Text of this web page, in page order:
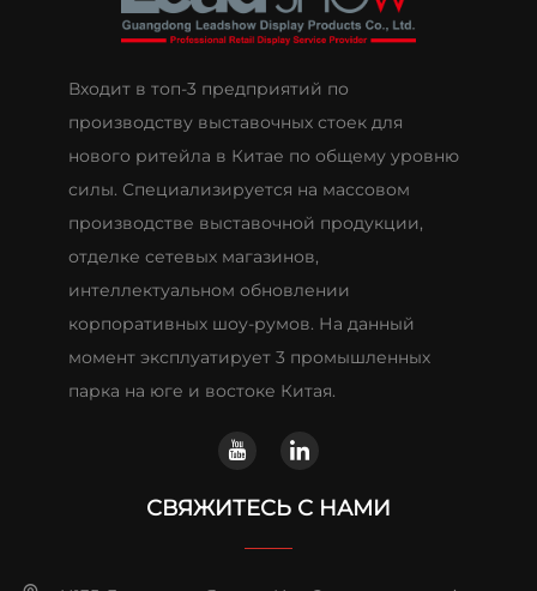
Входит в топ-3 предприятий по
производству выставочных стоек для
нового ритейла в Китае по общему уровню
силы. Специализируется на массовом
производстве выставочной продукции,
отделке сетевых магазинов,
интеллектуальном обновлении
корпоративных шоу-румов. На данный
момент эксплуатирует 3 промышленных
парка на юге и востоке Китая.
СВЯЖИТЕСЬ С НАМИ